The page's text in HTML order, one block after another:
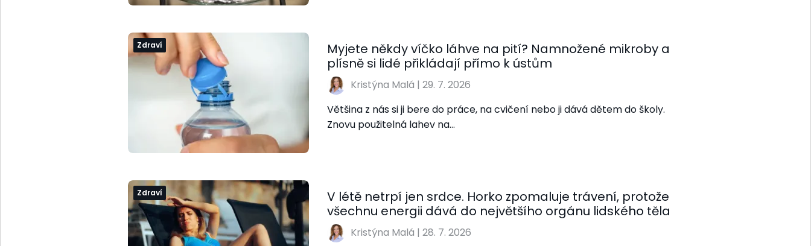
Zdraví
Myjete někdy víčko láhve na pití? Namnožené mikroby a
plísně si lidé přikládají přímo k ústům
Kristýna Malá | 29. 7. 2026
Většina z nás si ji bere do práce, na cvičení nebo ji dává dětem do školy.
Znovu použitelná lahev na…
Zdraví
V létě netrpí jen srdce. Horko zpomaluje trávení, protože
všechnu energii dává do největšího orgánu lidského těla
Kristýna Malá | 28. 7. 2026